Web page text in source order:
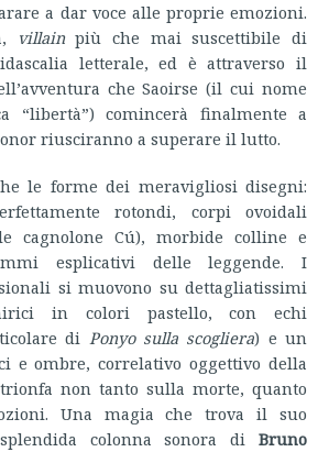
a dar voce alle proprie emozioni.
villainpiù che mai suscettibile di
letterale, ed è attraverso il
che Saoirse (il cui nome
“libertà”) comincerà finalmente a
riusciranno a superare il lutto.
le forme dei meravigliosi disegni:
rotondi, corpi ovoidali
cagnolone Cú), morbide colline e
esplicativi delle leggende. I
si muovono su dettagliatissimi
in colori pastello, con echi
di Ponyo sulla scogliera) e un
e ombre, correlativo oggettivo della
non tanto sulla morte, quanto
Una magia che trova il suo
colonna sonora di Bruno